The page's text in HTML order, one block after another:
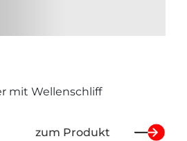
mit Wellenschliff
zum Produkt